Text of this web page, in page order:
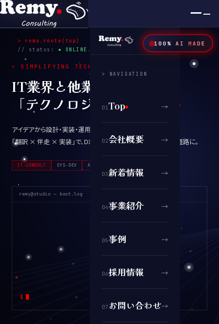
×
> NAVIGATION
01Top →
02会社概要 →
03 新着情報 →
04事業紹介 →
05事例 →
06採用情報 →
07 お問い合わせ→
> remy.route(top)
// status:
● ONLINE
00: 00
> SIMPLIFYING TECHNOLOGY
IT業界と他業種をつなぐ
「テクノロジーの翻訳者」
アイデアから設計・実装・運用まで伴走。
「翻訳 × 伴走 × 実装」で、DXと先端テクノロジー導入を最短経路に。
IT-CONSULT SYS-DEV AI·ROBOT
remy@studio — boot.log
$
100% AI MADE